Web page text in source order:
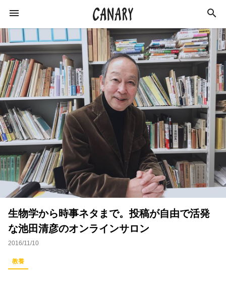
KEYWORD
キーワード
カルチャー ライフスタイル 学び
健康 スキルアップ ダイエット 美容
エンターテインメント インタビュー
トレーニング スポーツ 恋愛
ライフハック 特集 イベントレポート
ビジネス イベント
料理
生物学から時事ネタまで。投稿が自由で活発
な池田清彦のオンラインサロン
2016/11/10
教養